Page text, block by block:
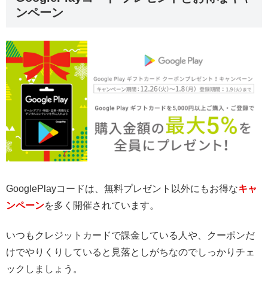
ンペーン
GooglePlayコードは、無料プレゼント以外にもお得なキャ
ンペーンを多く開催されています。
いつもクレジットカードで課金している人や、クーポンだ
けでやりくりしていると見落としがちなのでしっかりチェ
ックしましょう。